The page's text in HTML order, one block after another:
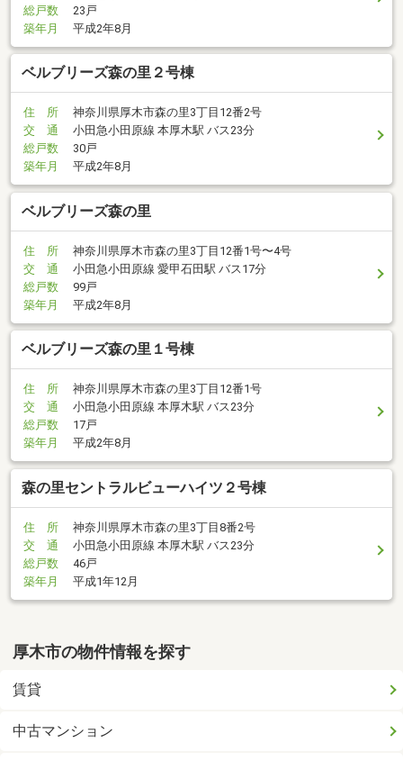
総戸数
23戸
築年月
平成2年8月
ベルブリーズ森の里２号棟
住 所
神奈川県厚木市森の里3丁目12番2号
交 通
小田急小田原線 本厚木駅 バス23分
総戸数
30戸
築年月
平成2年8月
ベルブリーズ森の里
住 所
神奈川県厚木市森の里3丁目12番1号〜4号
交 通
小田急小田原線 愛甲石田駅 バス17分
総戸数
99戸
築年月
平成2年8月
ベルブリーズ森の里１号棟
住 所
神奈川県厚木市森の里3丁目12番1号
交 通
小田急小田原線 本厚木駅 バス23分
総戸数
17戸
築年月
平成2年8月
森の里セントラルビューハイツ２号棟
住 所
神奈川県厚木市森の里3丁目8番2号
交 通
小田急小田原線 本厚木駅 バス23分
総戸数
46戸
築年月
平成1年12月
厚木市の物件情報を探す
賃貸
中古マンション